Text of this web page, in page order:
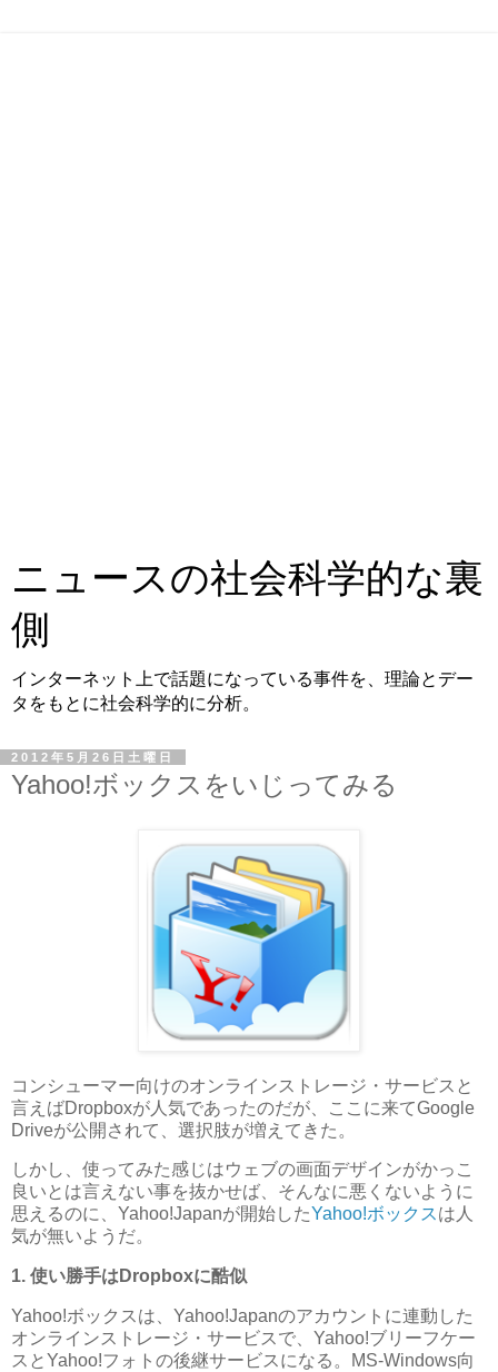
ニュースの社会科学的な裏
側
インターネット上で話題になっている事件を、理論とデー
タをもとに社会科学的に分析。
2012年5月26日土曜日
Yahoo!ボックスをいじってみる
コンシューマー向けのオンラインストレージ・サービスと
言えばDropboxが人気であったのだが、ここに来てGoogle
Driveが公開されて、選択肢が増えてきた。
しかし、使ってみた感じはウェブの画面デザインがかっこ
良いとは言えない事を抜かせば、そんなに悪くないように
思えるのに、Yahoo!Japanが開始したYahoo!ボックスは人
気が無いようだ。
1. 使い勝手はDropboxに酷似
Yahoo!ボックスは、Yahoo!Japanのアカウントに連動した
オンラインストレージ・サービスで、Yahoo!ブリーフケー
スとYahoo!フォトの後継サービスになる。MS-Windows向